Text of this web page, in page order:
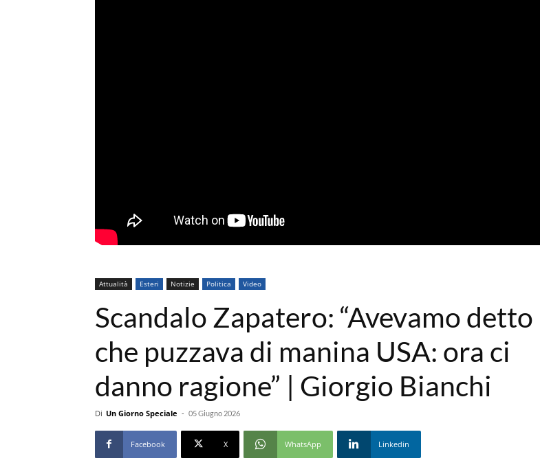
Attualità Esteri Notizie Politica Video
Scandalo Zapatero: “Avevamo detto
che puzzava di manina USA: ora ci
danno ragione” | Giorgio Bianchi
Di Un Giorno Speciale - 05 Giugno 2026
Facebook X WhatsApp Linkedin